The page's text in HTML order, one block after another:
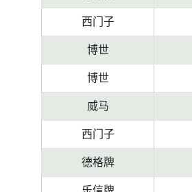
西门子
博世
博世
威马
西门子
德格牌